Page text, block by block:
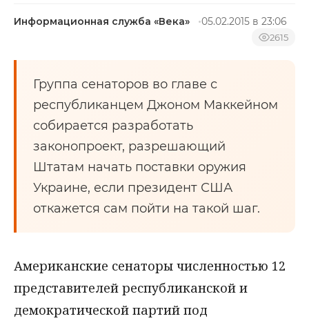
НОВОСТИ
Информационная служба «Века» 05.02.2015 в 23:06
2615
Группа сенаторов во главе с
республиканцем Джоном Маккейном
собирается разработать
законопроект, разрешающий
Штатам начать поставки оружия
Украине, если президент США
откажется сам пойти на такой шаг.
Американские сенаторы численностью 12
представителей республиканской и
демократической партий под